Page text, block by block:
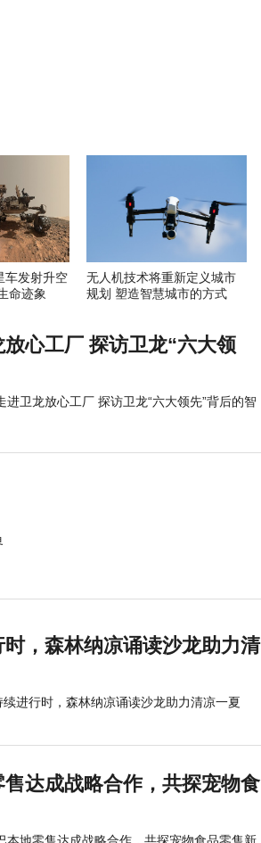
车发射升空
命迹象
无人机技术将重新定义城市
规划 塑造智慧城市的方式
心工厂 探访卫龙“六大领
进卫龙放心工厂 探访卫龙“六大领先”背后的智
，森林纳凉诵读沙龙助力清
续进行时，森林纳凉诵读沙龙助力清凉一夏
达成战略合作，共探宠物食